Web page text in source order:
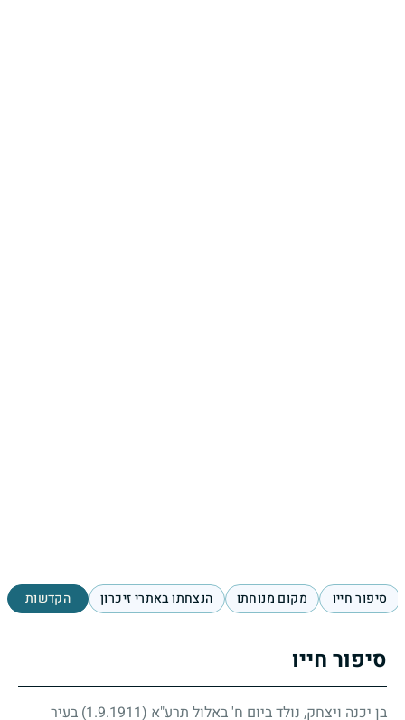
סיפור חייו מקום מנוחתו הנצחתו באתרי זיכרון הקדשות
סיפור חייו
בן יכנה ויצחק, נולד ביום ח' באלול תרע"א (1.9.1911)
בעיר